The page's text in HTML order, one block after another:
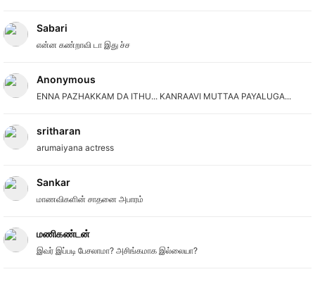
Sabari
என்ன கண்றாவி டா இது ச்ச
Anonymous
ENNA PAZHAKKAM DA ITHU... KANRAAVI MUTTAA PAYALUGA...
sritharan
arumaiyana actress
Sankar
மாணவிகளின் சாதனை அபாரம்
மணிகண்டன்
இவர் இப்படி பேசலாமா? அசிங்கமாக இல்லையா?